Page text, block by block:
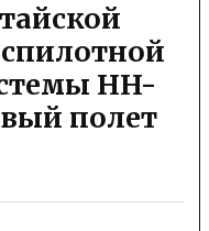
HH-
полет